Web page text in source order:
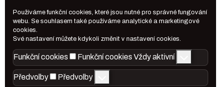
Používáme funkční cookies, které jsou nutné pro správné fungování
webu. Se souhlasem také používáme analytické a marketingové
cookies.
Své nastavení můžete kdykoli změnit v nastavení cookies.
Funkční cookies Funkční cookies Vždy aktivní
Předvolby Předvolby